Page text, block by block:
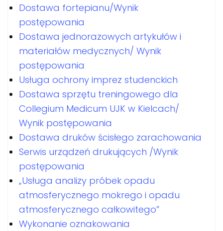
Dostawa fortepianu/Wynik
postępowania
Dostawa jednorazowych artykułów i
materiałów medycznych/ Wynik
postępowania
Usługa ochrony imprez studenckich
Dostawa sprzętu treningowego dla
Collegium Medicum UJK w Kielcach/
Wynik postępowania
Dostawa druków ścisłego zarachowania
Serwis urządzeń drukujących /Wynik
postępowania
„Usługa analizy próbek opadu
atmosferycznego mokrego i opadu
atmosferycznego całkowitego”
Wykonanie oznakowania